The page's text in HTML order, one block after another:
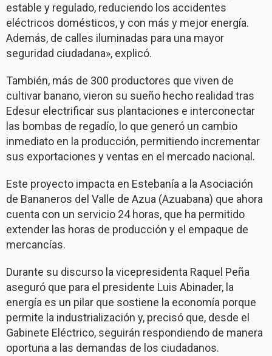
estable y regulado, reduciendo los accidentes
eléctricos domésticos, y con más y mejor energía.
Además, de calles iluminadas para una mayor
seguridad ciudadana», explicó.
También, más de 300 productores que viven de
cultivar banano, vieron su sueño hecho realidad tras
Edesur electrificar sus plantaciones e interconectar
las bombas de regadío, lo que generó un cambio
inmediato en la producción, permitiendo incrementar
sus exportaciones y ventas en el mercado nacional.
Este proyecto impacta en Estebanía a la Asociación
de Bananeros del Valle de Azua (Azuabana) que ahora
cuenta con un servicio 24 horas, que ha permitido
extender las horas de producción y el empaque de
mercancías.
Durante su discurso la vicepresidenta Raquel Peña
aseguró que para el presidente Luis Abinader, la
energía es un pilar que sostiene la economía porque
permite la industrialización y, precisó que, desde el
Gabinete Eléctrico, seguirán respondiendo de manera
oportuna a las demandas de los ciudadanos.